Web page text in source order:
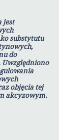
jest
substytutu
do
Uwzględniono
objęcia tej
akcyzowym.